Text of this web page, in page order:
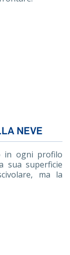
NEVE
in ogni profilo
sua superficie
ma la